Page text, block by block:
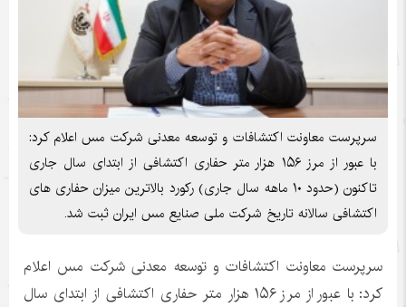
سرپرست معاونت اکتشافات و توسعه معدنی شرکت مس اعلام کرد:
با عبور از مرز ۱۵۶ هزار متر حفاری اکتشافی از ابتدای سال جاری
تاکنون (حدود ۱۰ ماهه سال جاری) رکورد بالاترین میزان حفاری های
اکتشافی سالانه تاریخ شرکت ملی صنایع مس ایران ثبت شد.
سرپرست معاونت اکتشافات و توسعه معدنی شرکت مس اعلام
کرد: با عبور از مرز ۱۵۶ هزار متر حفاری اکتشافی از ابتدای سال